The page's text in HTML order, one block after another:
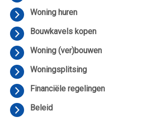
Woning huren
Bouwkavels kopen
Woning (ver)bouwen
Woningsplitsing
Financiële regelingen
Beleid